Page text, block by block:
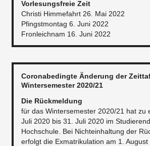
Vorlesungsfreie Zeit
Christi Himmefahrt 26. Mai 2022
Pfingstmontag 6. Juni 2022
Fronleichnam 16. Juni 2022
Coronabedingte Änderung der
Wintersemester 2020/21
Die Rückmeldung
für das Wintersemester 2020/21 hat zu
Juli 2020 bis 31. Juli 2020 im
Hochschule. Bei Nichteinhaltung der
erfolgt die Exmatrikulation am 1. August